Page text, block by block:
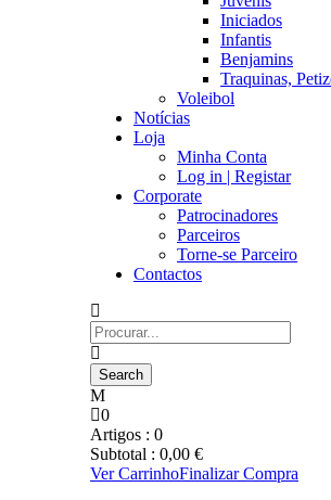
Iniciados
Infantis
Benjamins
Traquinas,
Voleibol
Notícias
Loja
Minha Conta
Log in | Registar
Corporate
Patrocinadores
Parceiros
Torne-se Parceiro
Contactos
0
Artigos : 0
Subtotal : 0,00 €
Ver CarrinhoFinalizar Compra